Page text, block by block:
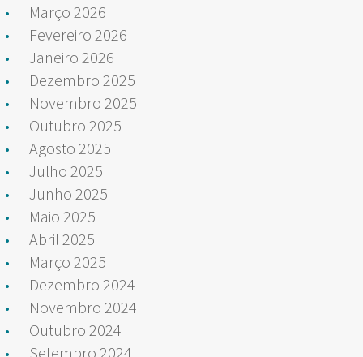
Março 2026
Fevereiro 2026
Janeiro 2026
Dezembro 2025
Novembro 2025
Outubro 2025
Agosto 2025
Julho 2025
Junho 2025
Maio 2025
Abril 2025
Março 2025
Dezembro 2024
Novembro 2024
Outubro 2024
Setembro 2024